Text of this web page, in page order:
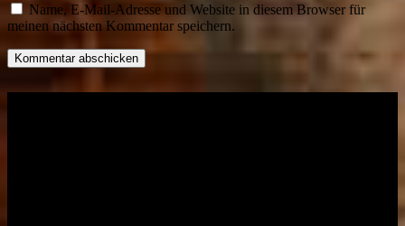
Name, E-Mail-Adresse und Website in diesem Browser für
meinen nächsten Kommentar speichern.